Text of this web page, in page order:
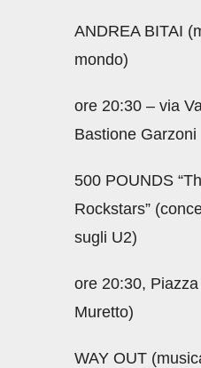
ANDREA BITAI
mondo)
ore 20:30 – via
Bastione Garzoni
500 POUNDS
Rockstars”
sugli U2)
ore 20:30,
Muretto)
WAY OUT